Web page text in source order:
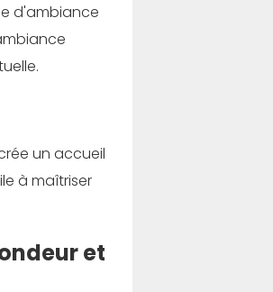
d'ambiance
un accueil
à maîtriser
et